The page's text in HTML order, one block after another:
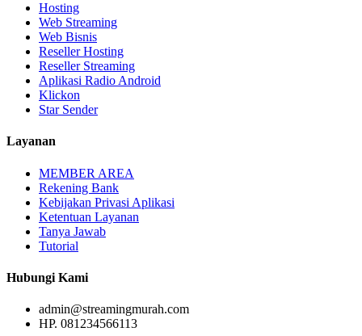
Hosting
Web Streaming
Web Bisnis
Reseller Hosting
Reseller Streaming
Aplikasi Radio Android
Klickon
Star Sender
Layanan
MEMBER AREA
Rekening Bank
Kebijakan Privasi Aplikasi
Ketentuan Layanan
Tanya Jawab
Tutorial
Hubungi Kami
admin@streamingmurah.com
HP. 081234566113